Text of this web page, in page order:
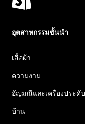
อุตสาหกรรมชั้นนำ
เสื้อผ้า
ความงาม
อัญมณีและเครื่องประดับ
บ้าน